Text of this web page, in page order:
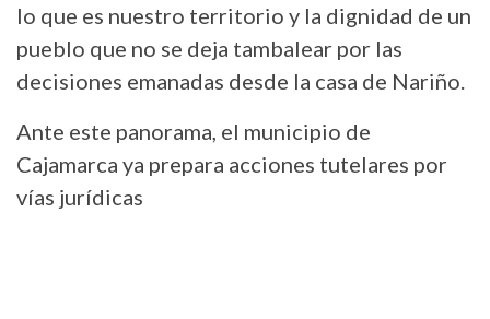
lo que es nuestro territorio y la dignidad de un
pueblo que no se deja tambalear por las
decisiones emanadas desde la casa de Nariño.
Ante este panorama, el municipio de
Cajamarca ya prepara acciones tutelares por
vías jurídicas